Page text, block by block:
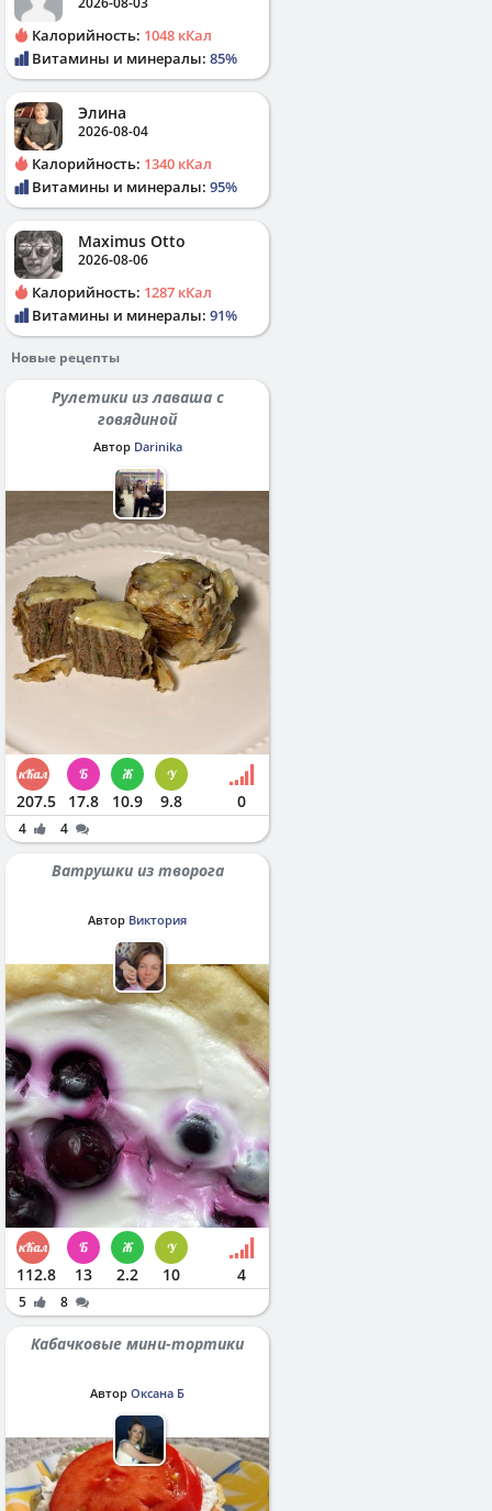
Калорийность: 1048 кКал
Витамины и минералы: 85%
Элина
2026-08-04
Калорийность: 1340 кКал
Витамины и минералы: 95%
Maximus Otto
2026-08-06
Калорийность: 1287 кКал
Витамины и минералы: 91%
Новые рецепты
Рулетики из лаваша с
говядиной
Автор Darinika
207.5 17.8 10.9 9.8 0
4 4
Ватрушки из творога
Автор Виктория
112.8 13 2.2 10 4
5 8
Кабачковые мини-тортики
Автор Оксана Б